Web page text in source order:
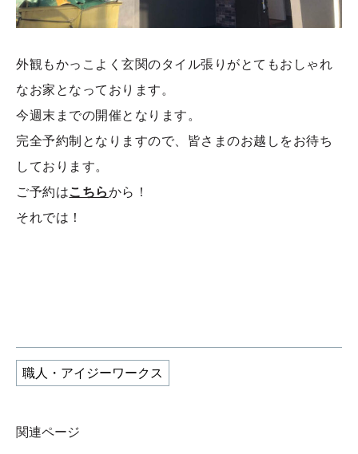
外観もかっこよく玄関のタイル張りがとてもおしゃれ
なお家となっております。
今週末までの開催となります。
完全予約制となりますので、皆さまのお越しをお待ち
しております。
ご予約はこちらから！
それでは！
職人・アイジーワークス
関連ページ